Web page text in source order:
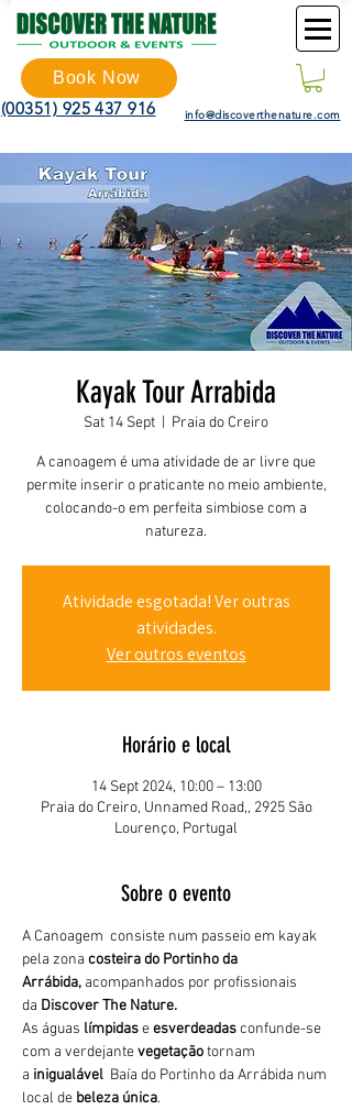
Book Now
(00351) 925 437 916 info@discoverthenature.com
Kayak Tour Arrabida
Sat 14 Sept Praia do Creiro
A canoagem é uma atividade de ar livre que
permite inserir o praticante no meio ambiente,
colocando-o em perfeita simbiose com a
natureza.
Atividade esgotada! Ver outras
atividades.
Ver outros eventos
Horário e local
14 Sept 2024, 10:00 – 13:00
Praia do Creiro, Unnamed Road,, 2925 São
Lourenço, Portugal
Sobre o evento
A Canoagem  consiste num passeio em kayak
pela zona costeira do Portinho da
Arrábida, acompanhados por profissionais
da Discover The Nature.
As águas límpidas e esverdeadas confunde-se
com a verdejante vegetação tornam
a inigualável Baía do Portinho da Arrábida num
local de beleza única.